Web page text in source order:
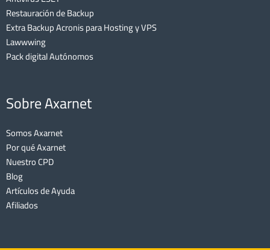
Restauración de Backup
Extra Backup Acronis para Hosting y VPS
Lawwwing
Pack digital Autónomos
Sobre Axarnet
Somos Axarnet
Por qué Axarnet
Nuestro CPD
Blog
Artículos de Ayuda
Afiliados